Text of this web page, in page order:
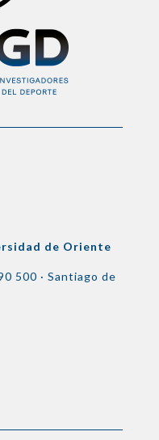
de Oriente
500 · Santiago de